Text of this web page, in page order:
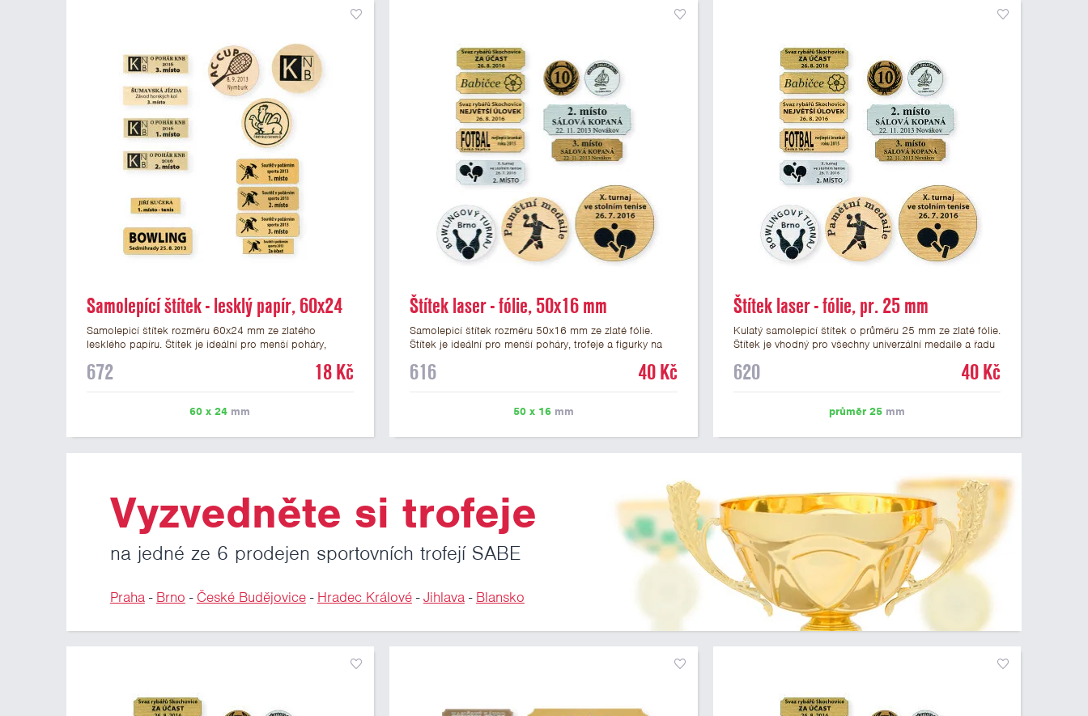
Samolepící štítek - lesklý papír, 60x24
mm
Samolepicí štítek rozměru 60x24 mm ze zlatého
lesklého papíru. Štítek je ideální pro menší poháry,
možné vytisknout libovolné logo nebo text. Potisk štítku
a případné další podklady pro výrobu štítku je možné
672 18 Kč
60 x 24 mm
Štítek laser - fólie, 50x16 mm
Samolepicí štítek rozměru 50x16 mm ze zlaté fólie.
Štítek je ideální pro menší poháry, trofeje a figurky na
vypálit libovolné logo nebo text. U textu doporučujeme
případné další podklady pro výrobu štítku je možné
616 40 Kč
50 x 16mm
Štítek laser - fólie, pr. 25 mm
Kulatý samolepicí štítek o průměru 25 mm ze zlaté fólie.
Štítek je vhodný pro všechny univerzální medaile a řadu
25 mm. Na štítek je možné laserem vypálit logo nebo
620 40 Kč
průměr 25mm
Vyzvedněte si trofeje
na jedné ze 6 prodejen sportovních trofejí SABE
Praha- Brno - České Budějovice- Hradec Králové-Jihlava- Blansko